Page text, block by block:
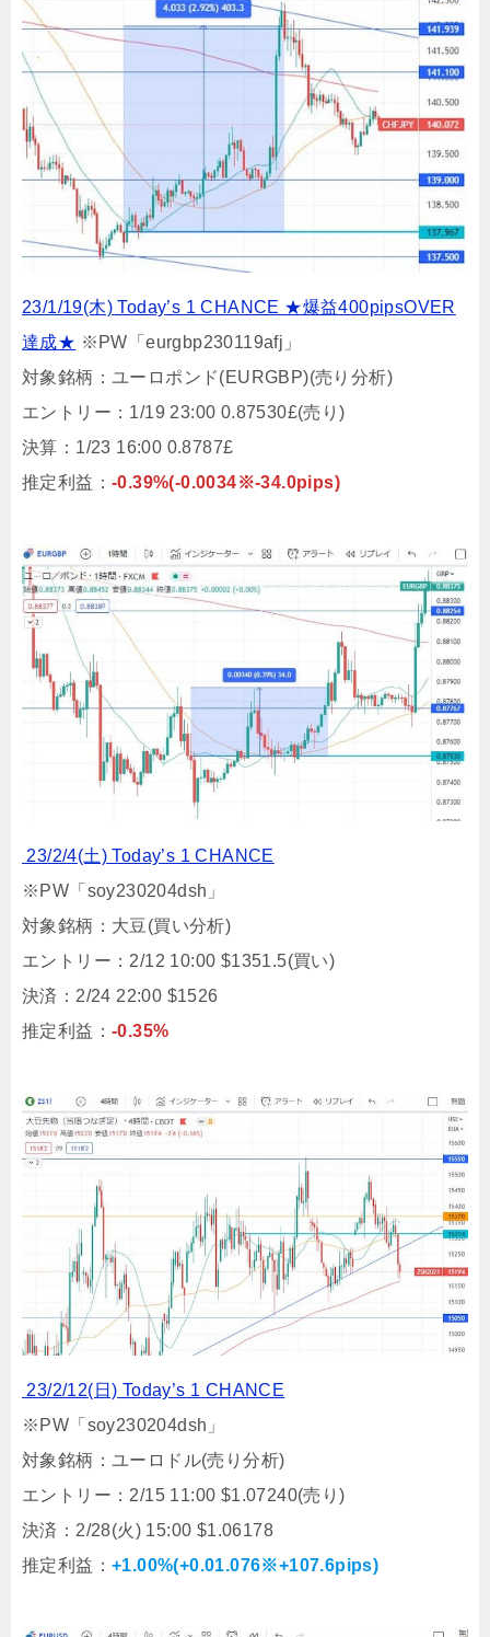
23/1/19(木) Today’s 1 CHANCE ★爆益400pipsOVER
達成★ ※PW「eurgbp230119afj」
対象銘柄：ユーロポンド(EURGBP)(売り分析)
エントリー：1/19 23:00 0.87530£(売り)
決算：1/23 16:00 0.8787£
推定利益： -0.39%(-0.0034※-34.0pips)
23/2/4(土) Today’s 1 CHANCE
※PW「soy230204dsh」
対象銘柄：大豆(買い分析)
エントリー：2/12 10:00 $1351.5(買い)
決済：2/24 22:00 $1526
推定利益： -0.35%
23/2/12(日) Today’s 1 CHANCE
※PW「soy230204dsh」
対象銘柄：ユーロドル(売り分析)
エントリー：2/15 11:00 $1.07240(売り)
決済：2/28(火) 15:00 $1.06178
推定利益： +1.00%(+0.01.076※+107.6pips)